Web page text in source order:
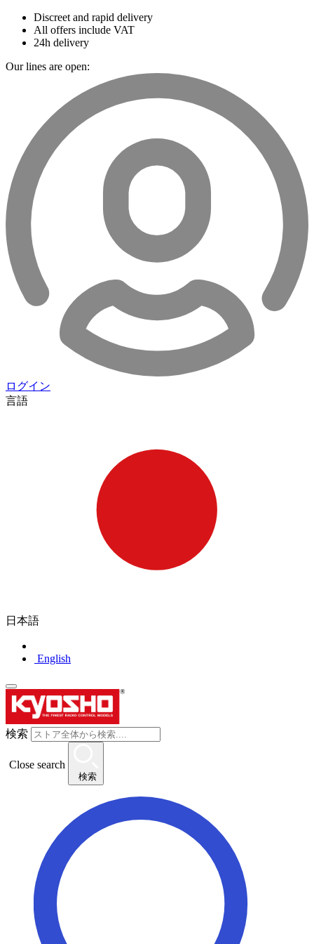
Discreet and rapid delivery
All offers include VAT
24h delivery
Our lines are open:
ログイン
言語
日本語
English
検索
Close search
検索